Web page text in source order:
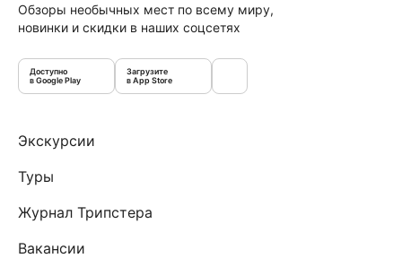
Обзоры необычных мест по всему миру,
новинки и скидки в наших соцсетях
Доступно
в Google Play
Загрузите
в App Store
Экскурсии
Туры
Журнал Трипстера
Вакансии